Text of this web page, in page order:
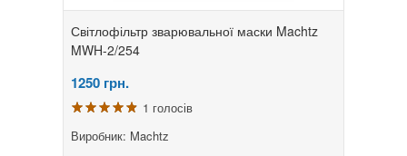
Світлофільтр зварювальної маски Machtz
MWH-2/254
1250 грн.
1 голосів
Виробник: Machtz